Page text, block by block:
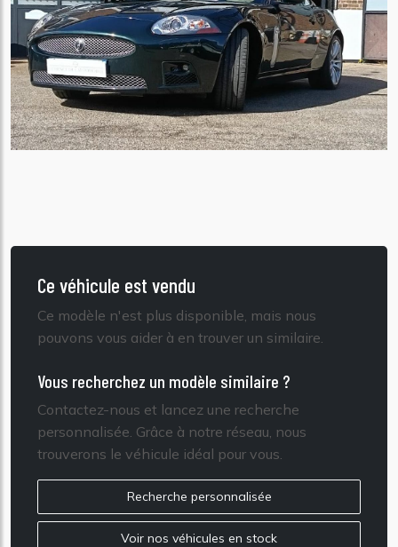
Ce véhicule est vendu
Ce modèle n'est plus disponible, mais nous
pouvons vous aider à en trouver un similaire.
Vous recherchez un modèle similaire ?
Contactez-nous et lancez une recherche
personnalisée. Grâce à notre réseau, nous
trouverons le véhicule idéal pour vous.
Recherche personnalisée
Voir nos véhicules en stock